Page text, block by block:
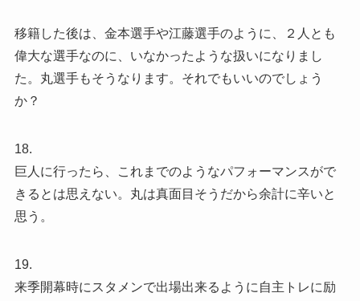
移籍した後は、金本選手や江藤選手のように、２人とも
偉大な選手なのに、いなかったような扱いになりまし
た。丸選手もそうなります。それでもいいのでしょう
か？
18.
巨人に行ったら、これまでのようなパフォーマンスがで
きるとは思えない。丸は真面目そうだから余計に辛いと
思う。
19.
来季開幕時にスタメンで出場出来るように自主トレに励